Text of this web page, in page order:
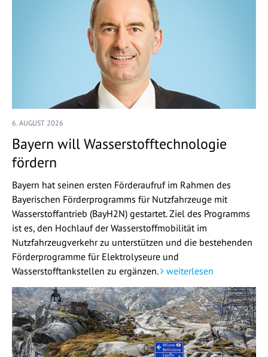
6. AUGUST 2026
Bayern will Wasserstofftechnologie
fördern
Bayern hat seinen ersten Förderaufruf im Rahmen des
Bayerischen Förderprogramms für Nutzfahrzeuge mit
Wasserstoffantrieb (BayH2N) gestartet. Ziel des Programms
ist es, den Hochlauf der Wasserstoffmobilität im
Nutzfahrzeugverkehr zu unterstützen und die bestehenden
Förderprogramme für Elektrolyseure und
Wasserstofftankstellen zu ergänzen.
weiterlesen